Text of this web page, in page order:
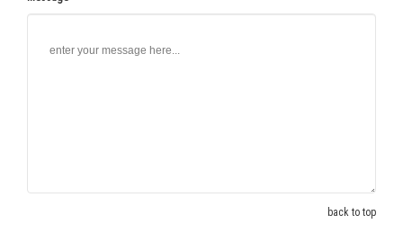
back to top